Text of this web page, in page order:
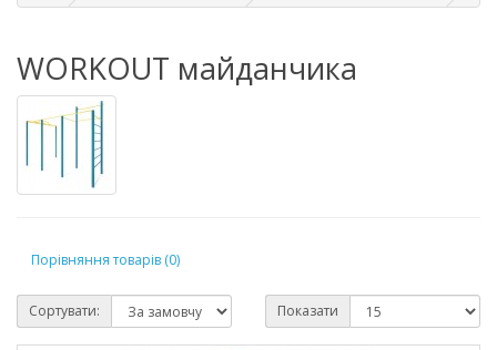
WORKOUT майданчика
Порівняння товарів (0)
Сортувати: Показати